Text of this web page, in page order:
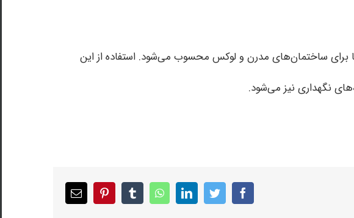
برای ساختمان‌های مدرن و لوکس محسوب می‌شود. استفاده از این
نگهداری نیز می‌شود.
facebook
twitter
linkedin
whatsapp
tumblr
pinterest
Email